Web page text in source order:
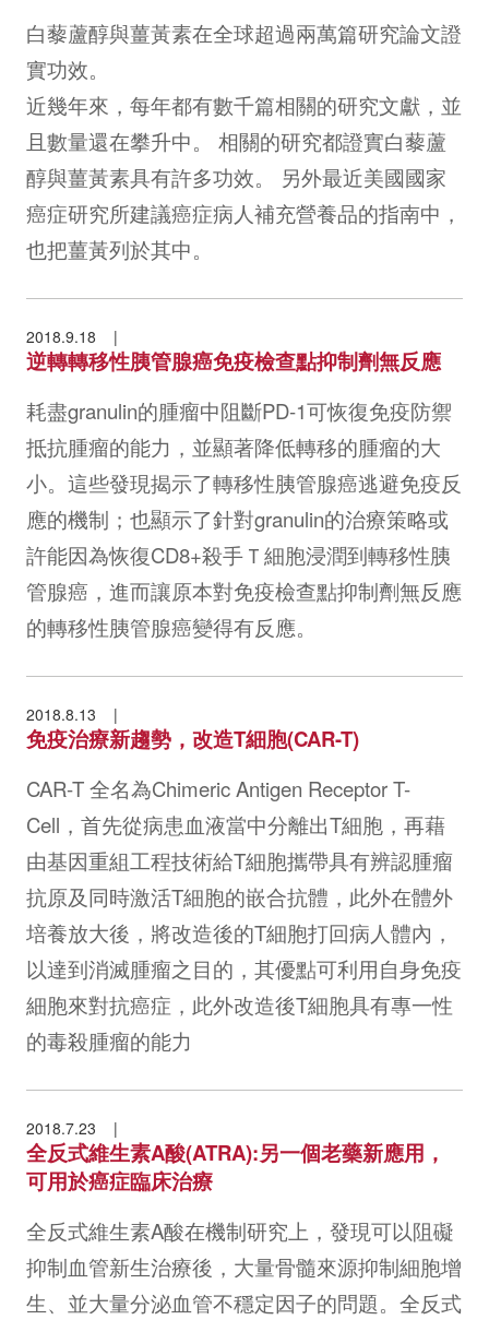
白藜蘆醇與薑黃素在全球超過兩萬篇研究論文證
實功效。
近幾年來，每年都有數千篇相關的研究文獻，並
且數量還在攀升中。 相關的研究都證實白藜蘆
醇與薑黃素具有許多功效。 另外最近美國國家
癌症研究所建議癌症病人補充營養品的指南中，
也把薑黃列於其中。
2018.9.18
逆轉轉移性胰管腺癌免疫檢查點抑制劑無反應
耗盡granulin的腫瘤中阻斷PD-1可恢復免疫防禦
抵抗腫瘤的能力，並顯著降低轉移的腫瘤的大
小。這些發現揭示了轉移性胰管腺癌逃避免疫反
應的機制；也顯示了針對granulin的治療策略或
許能因為恢復CD8+殺手Ｔ細胞浸潤到轉移性胰
管腺癌，進而讓原本對免疫檢查點抑制劑無反應
的轉移性胰管腺癌變得有反應。
2018.8.13
免疫治療新趨勢，改造T細胞(CAR-T)
CAR-T 全名為Chimeric Antigen Receptor T-
Cell，首先從病患血液當中分離出T細胞，再藉
由基因重組工程技術給T細胞攜帶具有辨認腫瘤
抗原及同時激活T細胞的嵌合抗體，此外在體外
培養放大後，將改造後的T細胞打回病人體內，
以達到消滅腫瘤之目的，其優點可利用自身免疫
細胞來對抗癌症，此外改造後T細胞具有專一性
的毒殺腫瘤的能力
2018.7.23
全反式維生素A酸(ATRA):另一個老藥新應用，
可用於癌症臨床治療
全反式維生素A酸在機制研究上，發現可以阻礙
抑制血管新生治療後，大量骨髓來源抑制細胞增
生、並大量分泌血管不穩定因子的問題。全反式